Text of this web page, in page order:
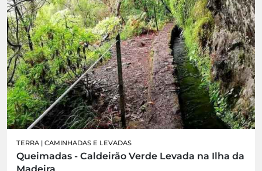
TERRA | CAMINHADAS E LEVADAS
Queimadas - Caldeirão Verde Levada na Ilha da